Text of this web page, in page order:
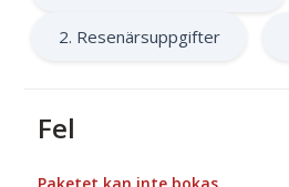
2. Resenärsuppgifter
Fel